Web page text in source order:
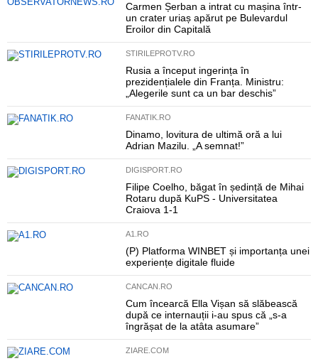
Carmen Șerban a intrat cu mașina într-
un crater uriaș apărut pe Bulevardul
Eroilor din Capitală
STIRILEPROTV.RO
Rusia a început ingerința în
prezidențialele din Franța. Ministru:
„Alegerile sunt ca un bar deschis”
FANATIK.RO
Dinamo, lovitura de ultimă oră a lui
Adrian Mazilu. „A semnat!”
DIGISPORT.RO
Filipe Coelho, băgat în ședință de Mihai
Rotaru după KuPS - Universitatea
Craiova 1-1
A1.RO
(P) Platforma WINBET și importanța unei
experiențe digitale fluide
CANCAN.RO
Cum încearcă Ella Vișan să slăbească
după ce internauții i-au spus că „s-a
îngrășat de la atâta asumare”
ZIARE.COM